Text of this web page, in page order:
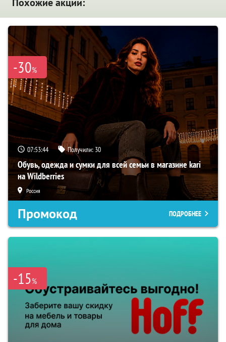
-30%
07:53:43 Получили: 30
Обувь, одежда и сумки для всей семьи в магазине kari
на Wildberries
Россия
Промокод ПОДРОБНЕЕ
-15%